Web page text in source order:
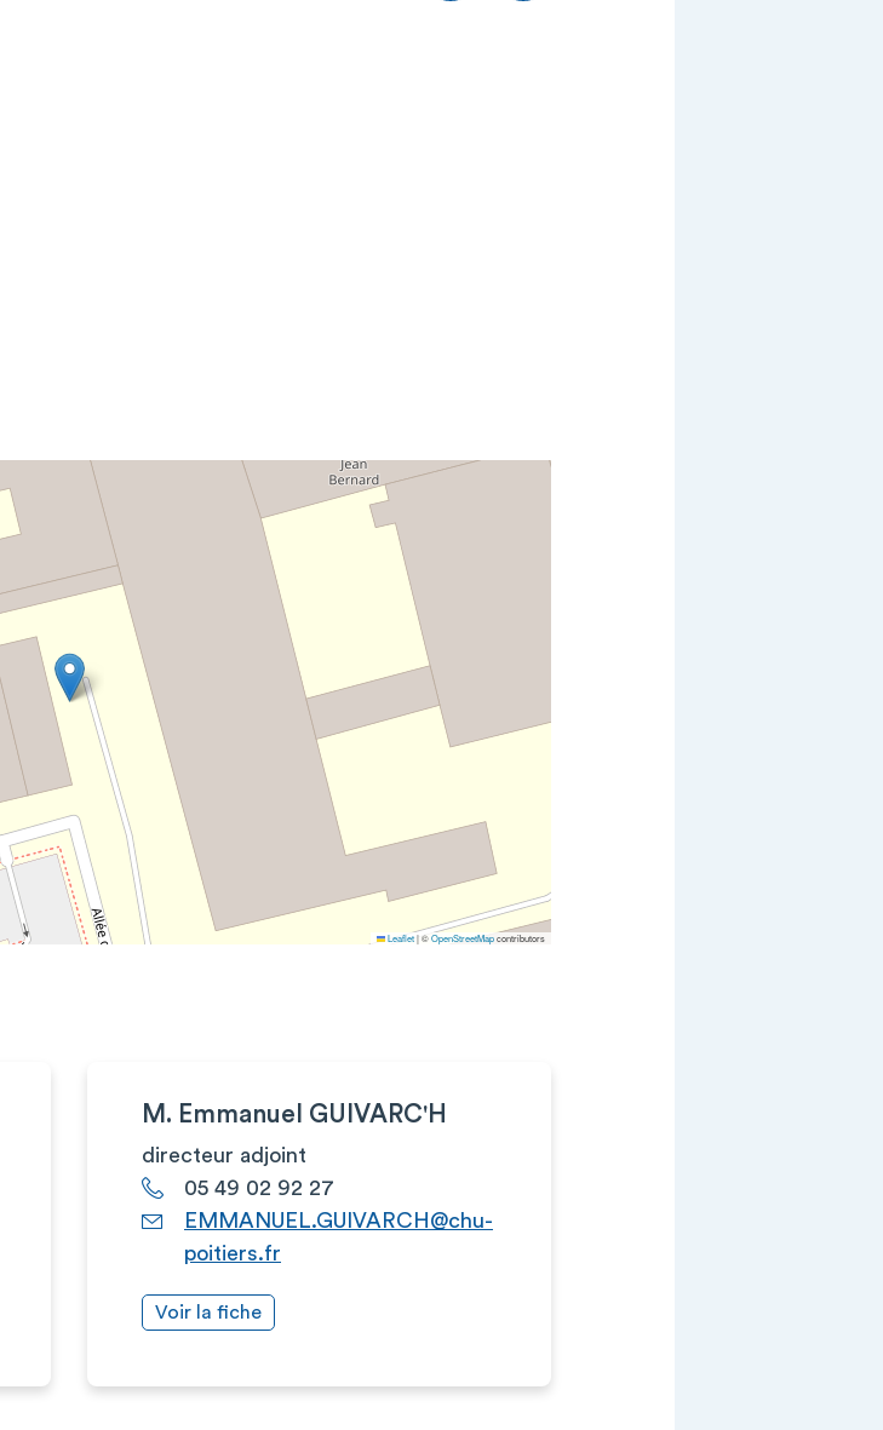
Leaflet|©OpenStreetMapcontributors
M. Emmanuel GUIVARC'H
directeur adjoint
05 49 02 92 27
EMMANUEL.GUIVARCH@chu-
poitiers.fr
Voir la fiche